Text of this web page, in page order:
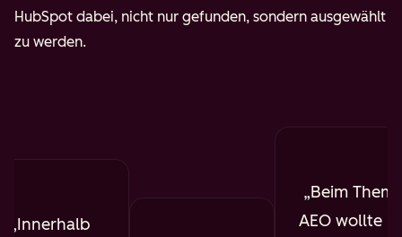
HubSpot dabei, nicht nur gefunden, sondern ausgewählt
zu werden.
Innerhalb
Beim
AEO wollte